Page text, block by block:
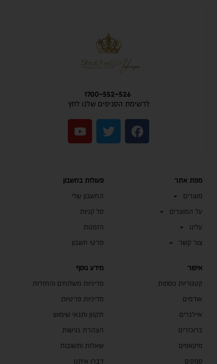
1700-552-526
לרשימת הסניפים שלנו לחץ
מפת אתר
מוצרים
על המוצרים
עלינו
צור קשר
פעולות בחשבון
החשבון שלי
סל קניות
הזמנות
פרטי חשבון
איפור
קטגוריות נוספות
אודמים
איילנרים
ברונזרים
מיקאפים
סמקים
מידע נוסף
מדיניות משלוחים והחזרות
מדיניות פרטיות
תקנון ותנאי שימוש
הצהרת נגישות
שאלות ותשובות
דברו איתנו